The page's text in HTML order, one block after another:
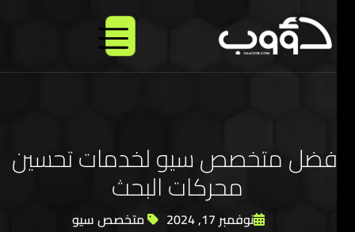
متخصص سيو لخدمات تحسين
محركات البحث
نوفمبر 17, 2024 متخصص سيو